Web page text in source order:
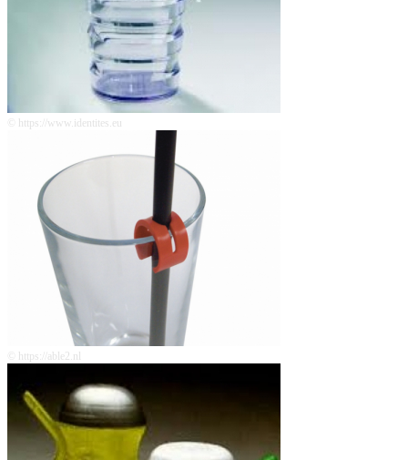
© https://www.identites.eu
© https://able2.nl